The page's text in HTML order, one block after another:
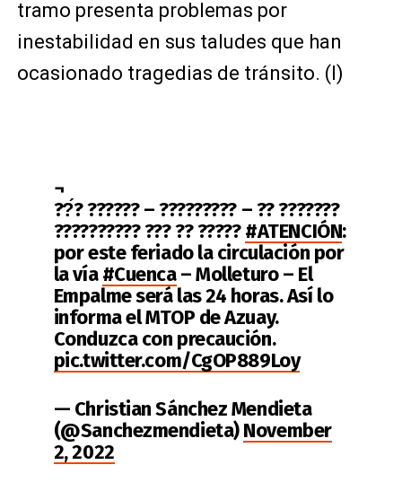
tramo presenta problemas por
inestabilidad en sus taludes que han
ocasionado tragedias de tránsito. (I)
¬
??́? ?????? – ????????? – ?? ???????
?????????? ??? ?? ?????#ATENCIÓN:
por este feriado la circulación por
la vía#Cuenca– Molleturo – El
Empalme será las 24 horas. Así lo
informa el MTOP de Azuay.
Conduzca con precaución.
pic.twitter.com/CgOP889Loy
— Christian Sánchez Mendieta
(@Sanchezmendieta)November
2, 2022